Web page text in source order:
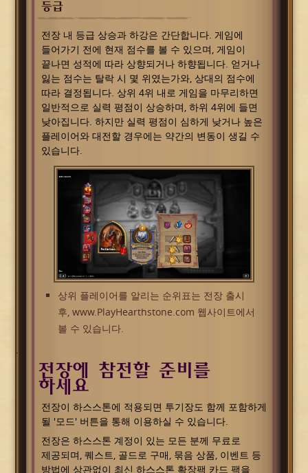
등급
전장 내 등급 상승과 하강은 간단합니다. 게임에
들어가기 전에 현재 점수를 볼 수 있으며, 게임이
끝나면 성적에 따라 상향되거나 하향됩니다. 얻거나
잃는 점수는 탈락 시 몇 위였는가와, 상대의 점수에
따라 결정됩니다. 상위 4위 내로 게임을 마무리하면
일반적으로 실력 평점이 상승하며, 하위 4위에 들면
낮아집니다. 하지만 실력 평점이 심하게 낮거나 높은
플레이어와 대전할 경우에는 약간의 변동이 생길 수
있습니다.
상위 플레이어를 알리는 순위표는 전장 출시
후, www.PlayHearthstone.com 웹사이트에서
볼 수 있습니다.
.
전장에 참전할 준비를
하세요
전장이 하스스톤에 적용되면 투기장도 함께 포함하게
될 '모드' 버튼을 통해 이용하실 수 있습니다.
전장은 하스스톤 계정이 있는 모든 분께 무료로
제공되며, 퀘스트, 골드로 구매, 묶음 상품, 이벤트 등
방법에 상관없이 최신 하스스톤 확장팩 카드 팩을